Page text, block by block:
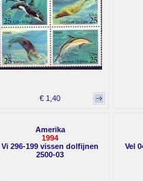
€ 1,40
Amerika
1994
Vi 296-199 vissen dolfijnen
2500-03
Vel